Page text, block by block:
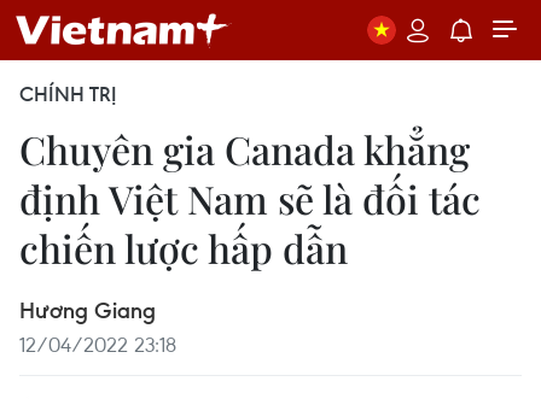
CHÍNH TRỊ
Chuyên gia Canada khẳng
định Việt Nam sẽ là đối tác
chiến lược hấp dẫn
Hương Giang
12/04/2022 23:18